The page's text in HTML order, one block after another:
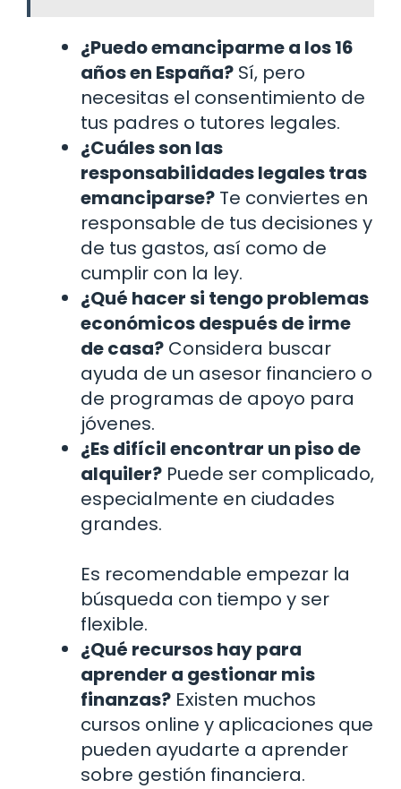
¿Puedo emanciparme a los 16
años en España? Sí, pero
necesitas el consentimiento de
tus padres o tutores legales.
¿Cuáles son las
responsabilidades legales tras
emanciparse? Te conviertes en
responsable de tus decisiones y
de tus gastos, así como de
cumplir con la ley.
¿Qué hacer si tengo problemas
económicos después de irme
de casa? Considera buscar
ayuda de un asesor financiero o
de programas de apoyo para
jóvenes.
¿Es difícil encontrar un piso de
alquiler? Puede ser complicado,
especialmente en ciudades
grandes.
Es recomendable empezar la
búsqueda con tiempo y ser
flexible.
¿Qué recursos hay para
aprender a gestionar mis
finanzas? Existen muchos
cursos online y aplicaciones que
pueden ayudarte a aprender
sobre gestión financiera.